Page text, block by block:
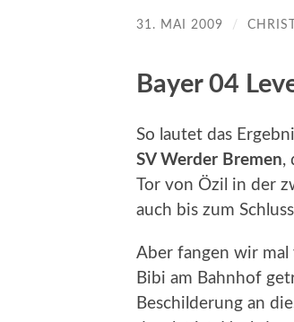
31. MAI 2009 /
Bayer 04
So lautet das
SV Werder Bremen,
Tor von Özil in der
auch bis zum
Aber fangen wir
Bibi am Bahnhof
Beschilderung an